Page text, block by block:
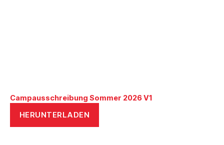
Campausschreibung Sommer 2026 V1
HERUNTERLADEN